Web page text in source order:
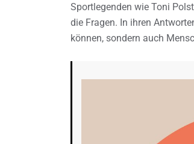
Sportlegenden wie Toni
die Fragen. In ihren
können, sondern auch